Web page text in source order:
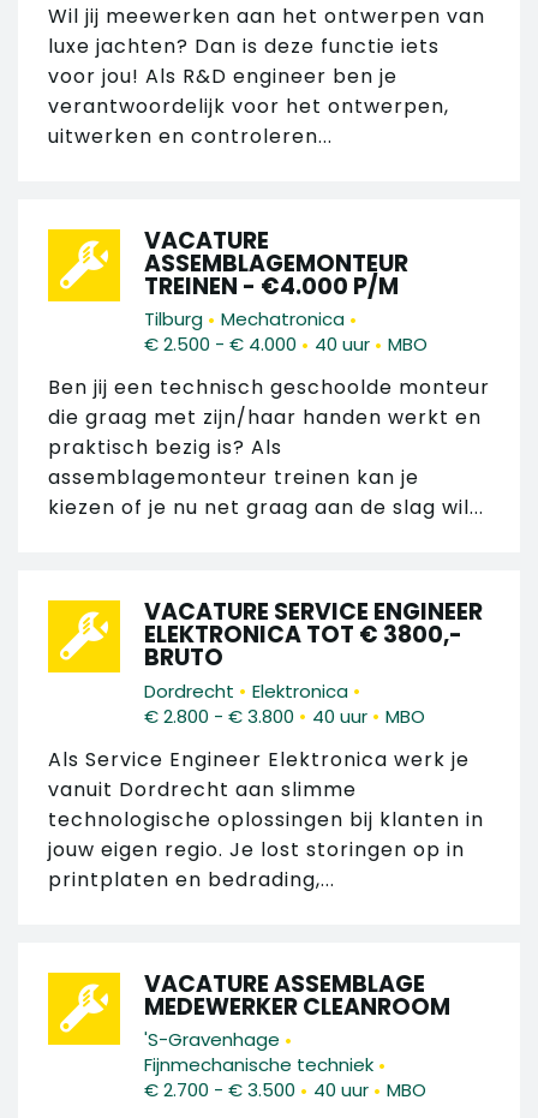
Wil jij meewerken aan het ontwerpen van
luxe jachten? Dan is deze functie iets
voor jou! Als R&D engineer ben je
verantwoordelijk voor het ontwerpen,
uitwerken en controleren...
VACATURE
ASSEMBLAGEMONTEUR
TREINEN - €4.000 P/M
Tilburg • Mechatronica •
€ 2.500 - € 4.000 • 40 uur • MBO
Ben jij een technisch geschoolde monteur
die graag met zijn/haar handen werkt en
praktisch bezig is? Als
assemblagemonteur treinen kan je
kiezen of je nu net graag aan de slag wil...
VACATURE SERVICE ENGINEER
ELEKTRONICA TOT € 3800,-
BRUTO
Dordrecht • Elektronica •
€ 2.800 - € 3.800 • 40 uur • MBO
Als Service Engineer Elektronica werk je
vanuit Dordrecht aan slimme
technologische oplossingen bij klanten in
jouw eigen regio. Je lost storingen op in
printplaten en bedrading,...
VACATURE ASSEMBLAGE
MEDEWERKER CLEANROOM
'S-Gravenhage •
Fijnmechanische techniek •
€ 2.700 - € 3.500 • 40 uur • MBO